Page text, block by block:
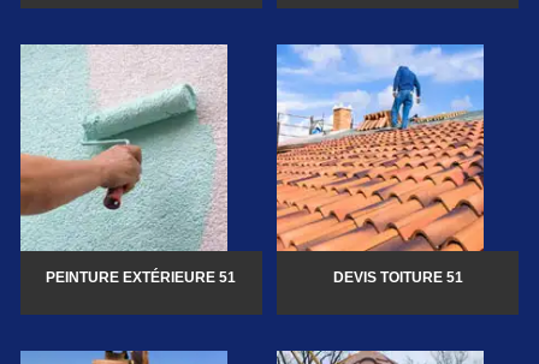
PEINTURE EXTÉRIEURE 51 DEVIS TOITURE 51